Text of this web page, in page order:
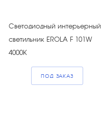
Светодиодный интерьерный
светильник EROLA F 101W
4000К
ПОД ЗАКАЗ